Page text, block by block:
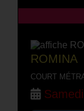
ROMINA
COURT